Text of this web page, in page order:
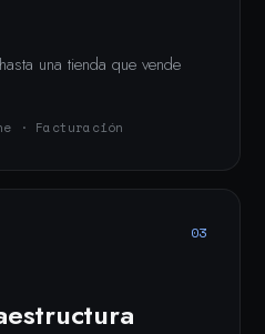
una tienda que vende
· Facturación
03